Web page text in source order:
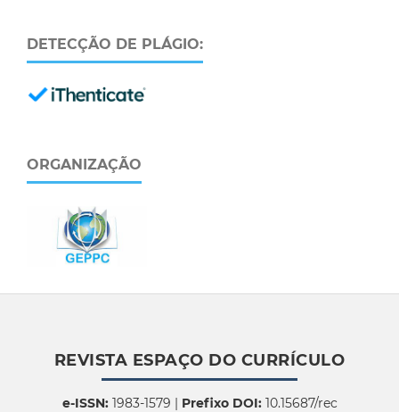
DETECÇÃO DE PLÁGIO:
ORGANIZAÇÃO
REVISTA ESPAÇO DO CURRÍCULO
e-ISSN:1983-1579 | Prefixo DOI:10.15687/rec